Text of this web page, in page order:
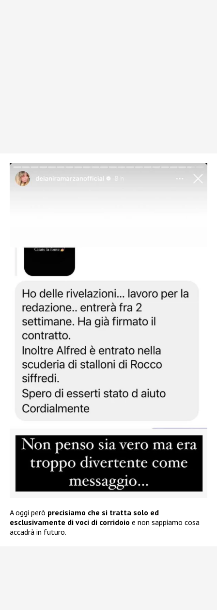
A oggi però precisiamo che si tratta solo ed
esclusivamente di voci di corridoio e non sappiamo cosa
accadrà in futuro.